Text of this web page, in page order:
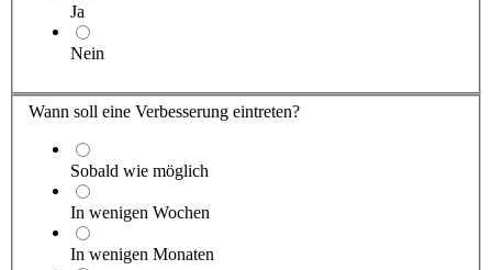
Ja
Nein
Wann soll eine Verbesserung eintreten?
Sobald wie möglich
In wenigen Wochen
In wenigen Monaten